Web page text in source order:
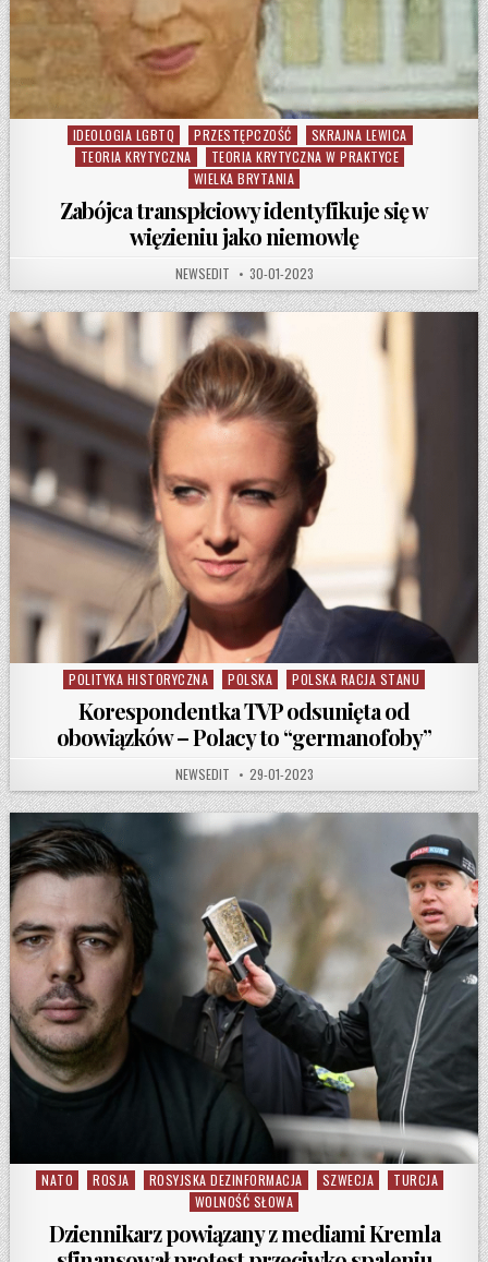
Posted in
IDEOLOGIA LGBTQ PRZESTĘPCZOŚĆ
SKRAJNA LEWICA
TEORIA KRYTYCZNA
TEORIA KRYTYCZNA W PRAKTYCE
WIELKA BRYTANIA
Zabójca transpłciowy identyfikuje się w
więzieniu jako niemowlę
AUTHOR:
NEWSEDIT PUBLISHED DATE:
30-01-2023
Posted in
POLITYKA HISTORYCZNA POLSKA POLSKA RACJA STANU
Korespondentka TVP odsunięta od
obowiązków – Polacy to “germanofoby”
AUTHOR:
NEWSEDIT PUBLISHED DATE:
29-01-2023
Posted in
NATO ROSJA ROSYJSKA DEZINFORMACJA SZWECJA
TURCJA
WOLNOŚĆ SŁOWA
Dziennikarz powiązany z mediami Kremla